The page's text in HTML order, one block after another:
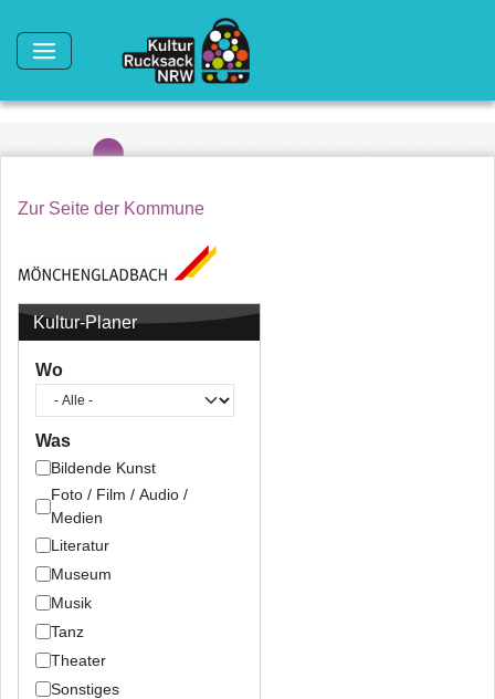
Zur Seite der Kommune
Kultur-Planer
Wo
Was
Bildende Kunst
Foto / Film / Audio /
Medien
Literatur
Museum
Musik
Tanz
Theater
Sonstiges